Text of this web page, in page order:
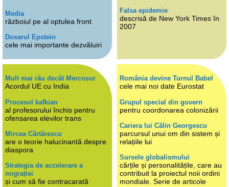
Media
războiul pe al optulea front
Dosarul Epstein
cele mai importante dezvăluiri
Falsa epidemie
descrisă de New York Times în
2007
Mult mai rău decât Mercosur
Acordul UE cu India
Procesul kafkian
al profesorului închis pentru
ofensarea elevilor trans
Mircea Cărtărescu
are o teorie halucinantă despre
diaspora
Strategia de accelerare a
migrației
și cum să fie contracarată
România devine Turnul Babel
cele mai noi date Eurostat
Grupul special din guvern
pentru coordonarea colonizării
Cariera lui Călin Georgescu
parcursul unui om din sistem și
relațiile lui
Sursele globalismului
cărțile și personalitățile, care au
contribuit la proiectul noii ordini
mondiale. Serie de articole